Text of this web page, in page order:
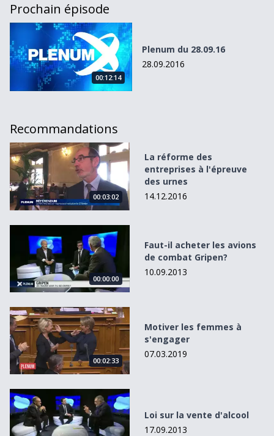
Prochain épisode
Plenum du 28.09.16
00:12:14
Plenum du 28.09.16
28.09.2016
Recommandations
La réforme des entreprises à l&#039;épreuve des urnes
00:03:02
La réforme des
entreprises à l'épreuve
des urnes
14.12.2016
Faut-il acheter les avions de combat Gripen?
00:00:00
Faut-il acheter les avions
de combat Gripen?
10.09.2013
Motiver les femmes à s&#039;engager
00:02:33
Motiver les femmes à
s'engager
07.03.2019
Loi sur la vente d&#039;alcool
Loi sur la vente d'alcool
17.09.2013